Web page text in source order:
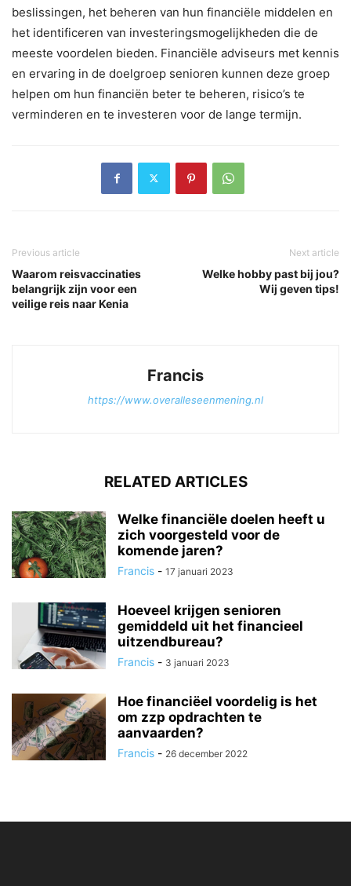
beslissingen, het beheren van hun financiële middelen en
het identificeren van investeringsmogelijkheden die de
meeste voordelen bieden. Financiële adviseurs met kennis
en ervaring in de doelgroep senioren kunnen deze groep
helpen om hun financiën beter te beheren, risico’s te
verminderen en te investeren voor de lange termijn.
Previous article
Waarom reisvaccinaties
belangrijk zijn voor een
veilige reis naar Kenia
Next article
Welke hobby past bij jou?
Wij geven tips!
Francis
https://www.overalleseenmening.nl
RELATED ARTICLES
Welke financiële doelen heeft u
zich voorgesteld voor de
komende jaren?
Francis - 17 januari 2023
Hoeveel krijgen senioren
gemiddeld uit het financieel
uitzendbureau?
Francis - 3 januari 2023
Hoe financiëel voordelig is het
om zzp opdrachten te
aanvaarden?
Francis - 26 december 2022